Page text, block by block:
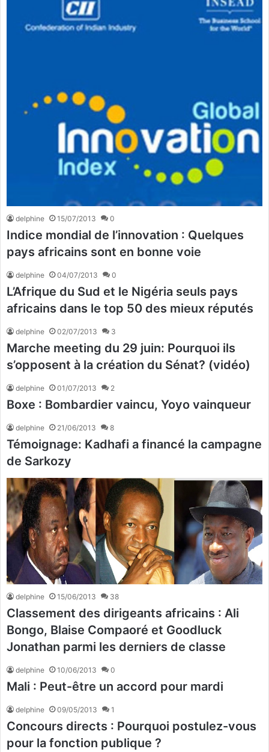
delphine 15/07/2013 0
Indice mondial de l’innovation : Quelques
pays africains sont en bonne voie
delphine 04/07/2013 0
L’Afrique du Sud et le Nigéria seuls pays
africains dans le top 50 des mieux réputés
delphine 02/07/2013 3
Marche meeting du 29 juin: Pourquoi ils
s’opposent à la création du Sénat? (vidéo)
delphine 01/07/2013 2
Boxe : Bombardier vaincu, Yoyo vainqueur
delphine 21/06/2013 8
Témoignage: Kadhafi a financé la campagne
de Sarkozy
delphine 15/06/2013 38
Classement des dirigeants africains : Ali
Bongo, Blaise Compaoré et Goodluck
Jonathan parmi les derniers de classe
delphine 10/06/2013 0
Mali : Peut-être un accord pour mardi
delphine 09/05/2013 1
Concours directs : Pourquoi postulez-vous
pour la fonction publique ?